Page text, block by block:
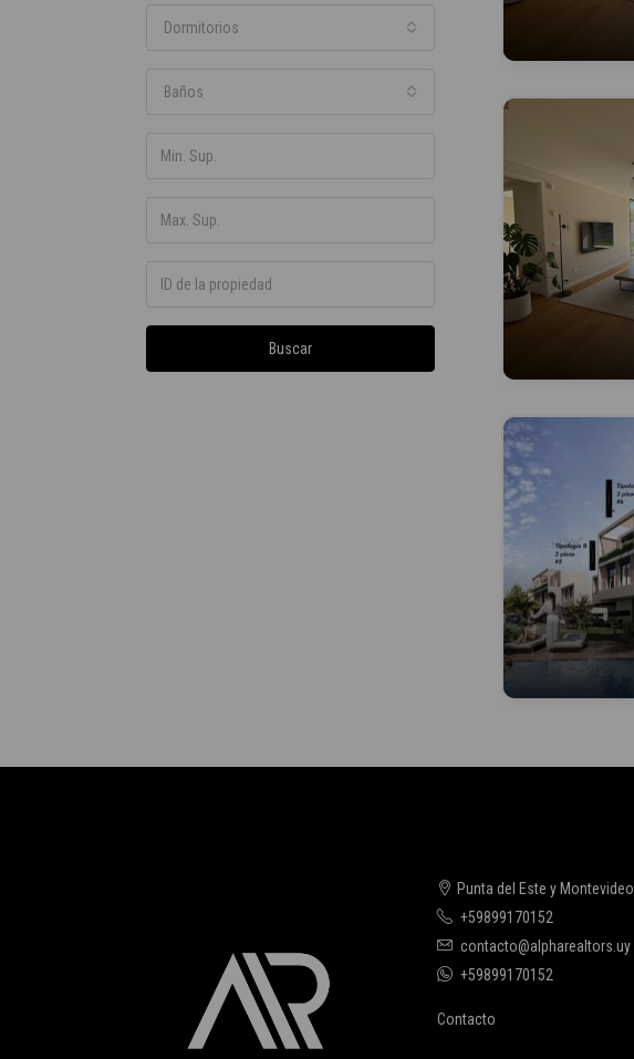
Dormitorios
Baños
Buscar
Punta del Este y Montevideo
+59899170152
contacto@alpharealtors.uy
+59899170152
Contacto